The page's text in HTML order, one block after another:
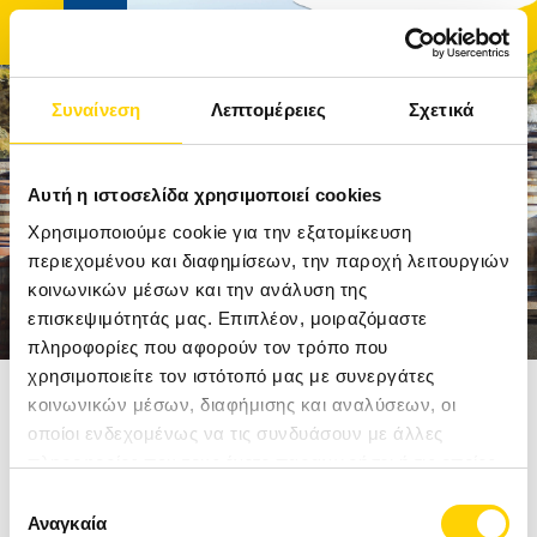
Συναίνεση Λεπτομέρειες Σχετικά
Αυτή η ιστοσελίδα χρησιμοποιεί cookies
Χρησιμοποιούμε cookie για την εξατομίκευση
περιεχομένου και διαφημίσεων, την παροχή λειτουργιών
κοινωνικών μέσων και την ανάλυση της
επισκεψιμότητάς μας. Επιπλέον, μοιραζόμαστε
πληροφορίες που αφορούν τον τρόπο που
χρησιμοποιείτε τον ιστότοπό μας με συνεργάτες
κοινωνικών μέσων, διαφήμισης και αναλύσεων, οι
οποίοι ενδεχομένως να τις συνδυάσουν με άλλες
των υπηρεσιών τους.
συγκατάθεσης
Αναγκαία
ΑΡΧΙΚΉ
ΤΑΞΊΔΙΑ
ΑΚΤΟΠΛΟΪΚΆ ΕΙΣΙΤΉΡΙΑ
ΚΡΟΥΑΖΙΕΡΕΣ
ΞΕΝΟΔΟΧΕΊΑ
Αρχική Ταξίδια Δυτική Ευρώπη Ηνωμένο Βασίλειο
ΣΚΩΤΙΑ